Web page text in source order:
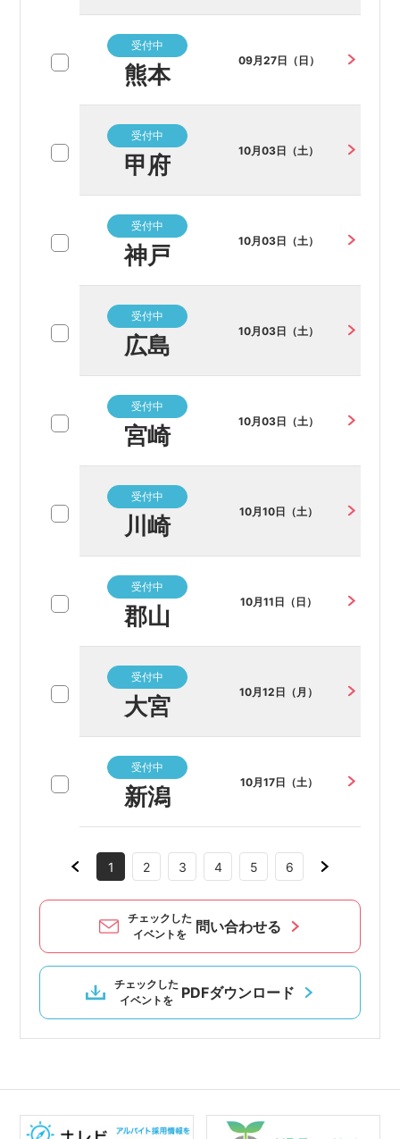
受付中
熊本
09月27日（日）
受付中
甲府
10月03日（土）
受付中
神戸
10月03日（土）
受付中
広島
10月03日（土）
受付中
宮崎
10月03日（土）
受付中
川崎
10月10日（土）
受付中
郡山
10月11日（日）
受付中
大宮
10月12日（月）
受付中
新潟
10月17日（土）
1 2 3 4 5 6
チェックした
イベントを
問い合わせる
チェックした
イベントを
PDFダウンロード